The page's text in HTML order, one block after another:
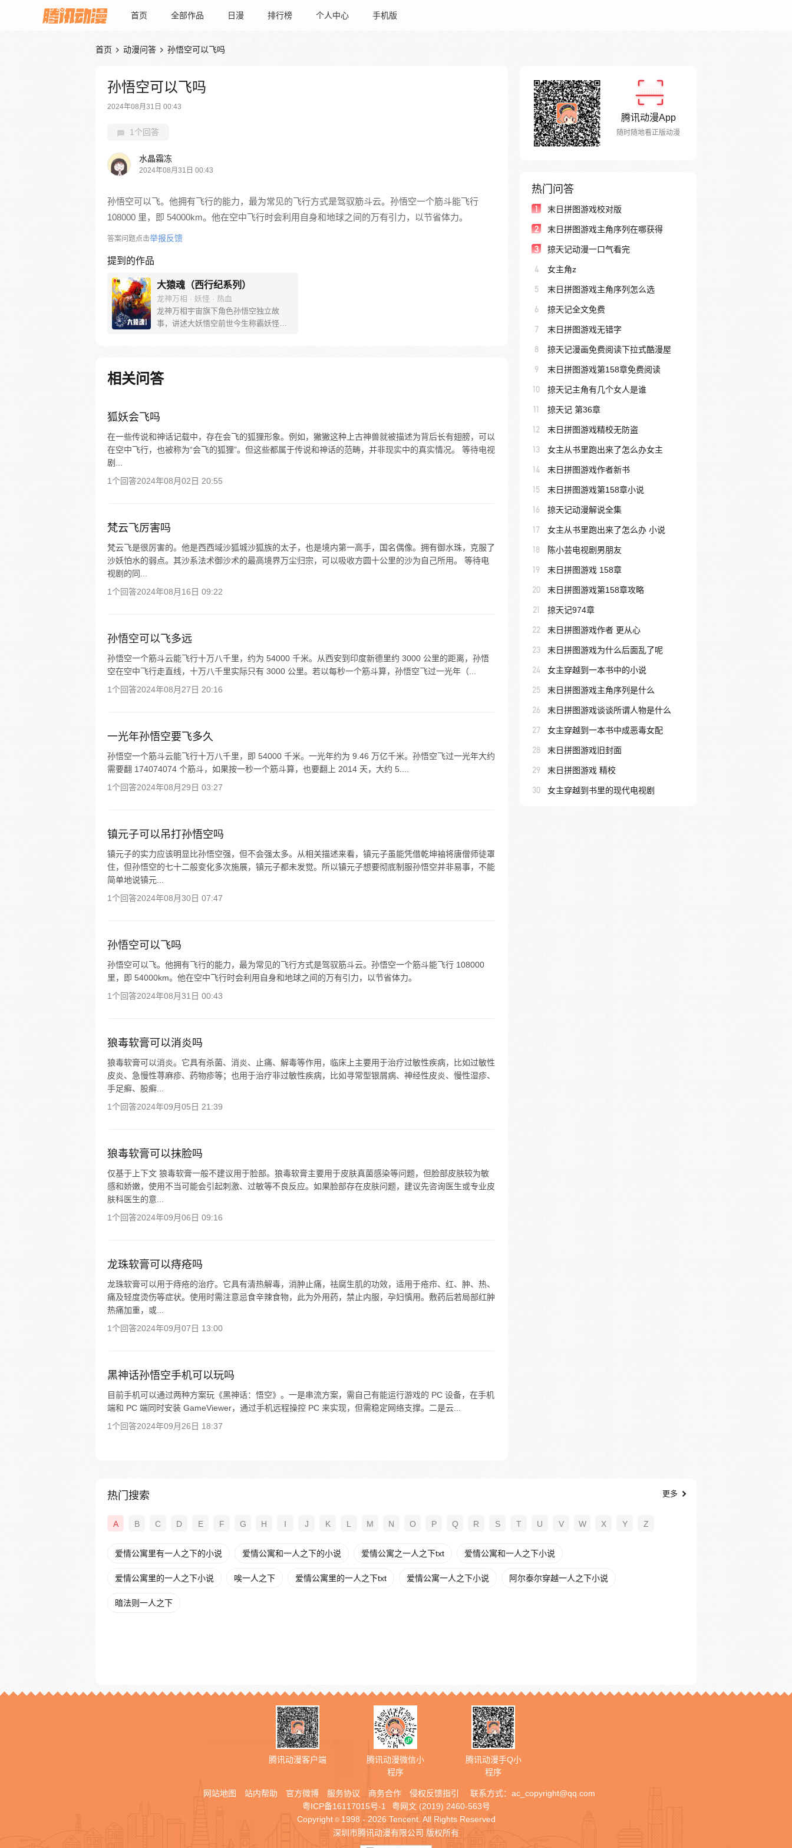
首页 全部作品 日漫 排行榜 个人中心 手机版
首页  动漫问答  孙悟空可以飞吗
孙悟空可以飞吗
2024年08月31日 00:43
1个回答
水晶霜冻
2024年08月31日 00:43
孙悟空可以飞。他拥有飞行的能力，最为常见的飞行方式是驾驭筋斗云。孙悟空一个筋斗能飞行
108000 里，即 54000km。他在空中飞行时会利用自身和地球之间的万有引力，以节省体力。
答案问题点击举报反馈
提到的作品
大猿魂（西行纪系列）
龙神万相 · 妖怪 · 热血
龙神万相宇宙旗下角色孙悟空独立故
事，讲述大妖悟空前世今生称霸妖怪大
入暗魂无法再守护重要之人…六十年
后，他再次破石而出，背负着守护族人
相关问答
狐妖会飞吗
在一些传说和神话记载中，存在会飞的狐狸形象。例如，獙獙这种上古神兽就被描述为背后长有翅膀，可以
在空中飞行，也被称为“会飞的狐狸”。但这些都属于传说和神话的范畴，并非现实中的真实情况。 等待电视
剧...
1个回答2024年08月02日 20:55
梵云飞厉害吗
梵云飞是很厉害的。他是西西域沙狐城沙狐族的太子，也是境内第一高手，国名偶像。拥有御水珠，克服了
沙妖怕水的弱点。其沙系法术御沙术的最高境界万尘归宗，可以吸收方圆十公里的沙为自己所用。 等待电
视剧的同...
1个回答2024年08月16日 09:22
孙悟空可以飞多远
孙悟空一个筋斗云能飞行十万八千里，约为 54000 千米。从西安到印度新德里约 3000 公里的距离，孙悟
空在空中飞行走直线，十万八千里实际只有 3000 公里。若以每秒一个筋斗算，孙悟空飞过一光年（...
1个回答2024年08月27日 20:16
一光年孙悟空要飞多久
孙悟空一个筋斗云能飞行十万八千里，即 54000 千米。一光年约为 9.46 万亿千米。孙悟空飞过一光年大约
需要翻 174074074 个筋斗，如果按一秒一个筋斗算，也要翻上 2014 天，大约 5....
1个回答2024年08月29日 03:27
镇元子可以吊打孙悟空吗
镇元子的实力应该明显比孙悟空强，但不会强太多。从相关描述来看，镇元子虽能凭借乾坤袖将唐僧师徒罩
住，但孙悟空的七十二般变化多次施展，镇元子都未发觉。所以镇元子想要彻底制服孙悟空并非易事，不能
简单地说镇元...
1个回答2024年08月30日 07:47
孙悟空可以飞吗
孙悟空可以飞。他拥有飞行的能力，最为常见的飞行方式是驾驭筋斗云。孙悟空一个筋斗能飞行 108000
里，即 54000km。他在空中飞行时会利用自身和地球之间的万有引力，以节省体力。
1个回答2024年08月31日 00:43
狼毒软膏可以消炎吗
狼毒软膏可以消炎。它具有杀菌、消炎、止痛、解毒等作用，临床上主要用于治疗过敏性疾病，比如过敏性
皮炎、急慢性荨麻疹、药物疹等；也用于治疗非过敏性疾病，比如寻常型银屑病、神经性皮炎、慢性湿疹、
手足癣、股癣...
1个回答2024年09月05日 21:39
狼毒软膏可以抹脸吗
仅基于上下文 狼毒软膏一般不建议用于脸部。狼毒软膏主要用于皮肤真菌感染等问题，但脸部皮肤较为敏
感和娇嫩，使用不当可能会引起刺激、过敏等不良反应。如果脸部存在皮肤问题，建议先咨询医生或专业皮
肤科医生的意...
1个回答2024年09月06日 09:16
龙珠软膏可以痔疮吗
龙珠软膏可以用于痔疮的治疗。它具有清热解毒，消肿止痛，祛腐生肌的功效，适用于疮疖、红、肿、热、
痛及轻度烫伤等症状。使用时需注意忌食辛辣食物，此为外用药，禁止内服，孕妇慎用。敷药后若局部红肿
热痛加重，或...
1个回答2024年09月07日 13:00
黑神话孙悟空手机可以玩吗
目前手机可以通过两种方案玩《黑神话：悟空》。一是串流方案，需自己有能运行游戏的 PC 设备，在手机
端和 PC 端同时安装 GameViewer，通过手机远程操控 PC 来实现，但需稳定网络支撑。二是云...
1个回答2024年09月26日 18:37
腾讯动漫App
随时随地看正版动漫
热门问答
1 末日拼图游戏校对版
2 末日拼图游戏主角序列在哪获得
3 掠天记动漫一口气看完
4 女主角z
5 末日拼图游戏主角序列怎么选
6 掠天记全文免费
7 末日拼图游戏无错字
8 掠天记漫画免费阅读下拉式酷漫屋
9 末日拼图游戏第158章免费阅读
10 掠天记主角有几个女人是谁
11 掠天记 第36章
12 末日拼图游戏精校无防盗
13 女主从书里跑出来了怎么办女主
14 末日拼图游戏作者新书
15 末日拼图游戏第158章小说
16 掠天记动漫解说全集
17 女主从书里跑出来了怎么办 小说
18 陈小芸电视剧男朋友
19 末日拼图游戏 158章
20 末日拼图游戏第158章攻略
21 掠天记974章
22 末日拼图游戏作者 更从心
23 末日拼图游戏为什么后面乱了呢
24 女主穿越到一本书中的小说
25 末日拼图游戏主角序列是什么
26 末日拼图游戏谈谈所谓人物是什么
27 女主穿越到一本书中成恶毒女配
28 末日拼图游戏旧封面
29 末日拼图游戏 精校
30 女主穿越到书里的现代电视剧
热门搜索 更多
A B C D E F G H I J K L M N O P Q R S T U V W X Y Z
爱情公寓里有一人之下的小说 爱情公寓和一人之下的小说 爱情公寓之一人之下txt 爱情公寓和一人之下小说
爱情公寓里的一人之下小说 唉一人之下 爱情公寓里的一人之下txt 爱情公寓一人之下小说 阿尔泰尔穿越一人之下小说
暗法则一人之下
腾讯动漫客户端
腾讯动漫微信小
程序
腾讯动漫手Q小
程序
网站地图 站内帮助 官方微博 服务协议 商务合作 侵权反馈指引 联系方式： ac_copyright@qq.com
粤ICP备16117015号-1
粤网文 (2019) 2460-563号
Copyright © 1998 - 2026 Tencent. All Rights Reserved
深圳市腾讯动漫有限公司 版权所有